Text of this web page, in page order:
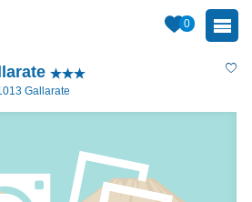
0
Gallarate